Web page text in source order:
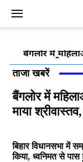
बैंगलोर में
ताजा खबरें
बैंगलोर में
माया
बिहार विधानसभा में
किया, ध्वनिमत से